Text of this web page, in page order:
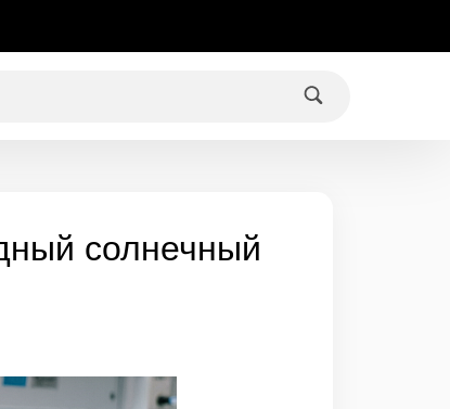
солнечный